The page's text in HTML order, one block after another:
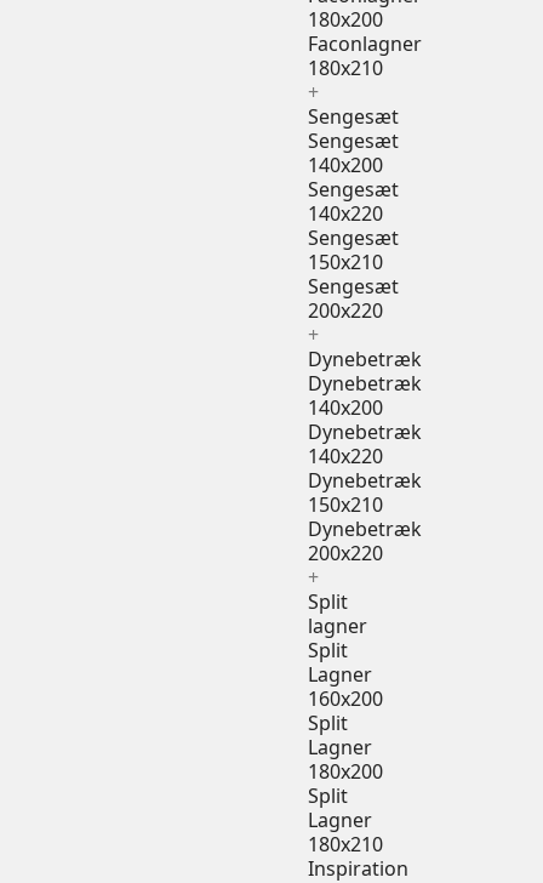
180x200
Faconlagner
180x210
+
Sengesæt
Sengesæt
140x200
Sengesæt
140x220
Sengesæt
150x210
Sengesæt
200x220
+
Dynebetræk
Dynebetræk
140x200
Dynebetræk
140x220
Dynebetræk
150x210
Dynebetræk
200x220
+
Split
lagner
Split
Lagner
160x200
Split
Lagner
180x200
Split
Lagner
180x210
Inspiration